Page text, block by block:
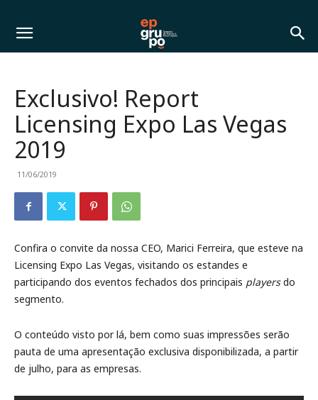
Exclusivo! Report
Licensing Expo Las Vegas
2019
11/06/2019
Confira o convite da nossa CEO, Marici Ferreira, que esteve na
Licensing Expo Las Vegas, visitando os estandes e
participando dos eventos fechados dos principais playersdo
segmento.
O conteúdo visto por lá, bem como suas impressões serão
pauta de uma apresentação exclusiva disponibilizada, a partir
de julho, para as empresas.